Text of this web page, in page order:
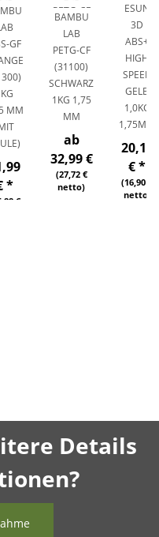
GF
MM
*
€
BAMBU
LAB
PETG-CF
(31100)
SCHWARZ
1KG 1,75
MM
ab
32,99 €
(27,72 €
netto)
ESUN
3D
ABS+
HIGH
SPEED
GELB
1,0KG
1,75MM
20,11
€*
(16,90 €
netto)
Details